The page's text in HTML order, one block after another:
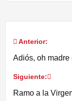
entradas
Anterior:
Adiós, oh madre
Siguiente:
Ramo a la